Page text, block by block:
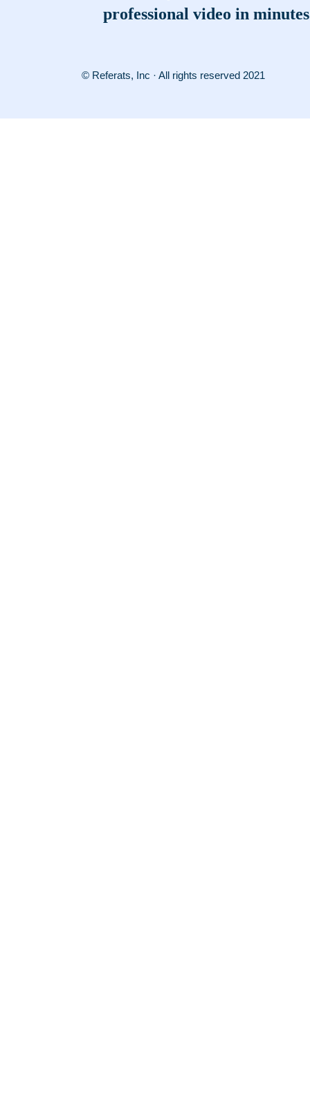
professional video in minutes
© Referats, Inc · All rights reserved 2021